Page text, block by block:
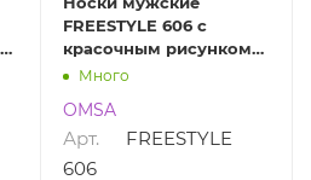
FREESTYLE 606 с
красочным рисунком
OMSA FREESTYLE 606
Много
OMSA
Арт.
FREESTYLE
606